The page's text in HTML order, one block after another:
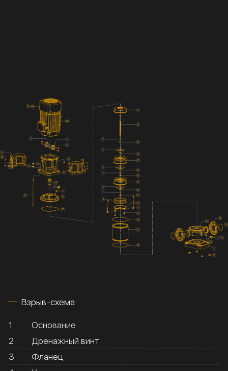
Взрыв-схема
1
Основание
2
Дренажный винт
3
Фланец